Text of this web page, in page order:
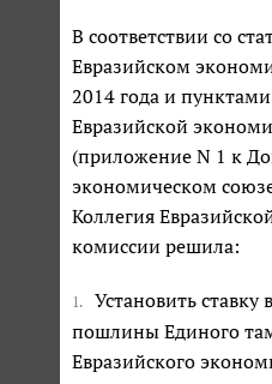
В соответствии со
Евразийском
2014 года и пунктами
Евразийской
(приложение N 1 к
экономическом
Коллегия
комиссии решила:
1.
Установить
пошлины Единого
Евразийского